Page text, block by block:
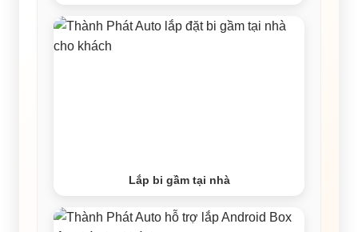
Lắp bi gầm tại nhà